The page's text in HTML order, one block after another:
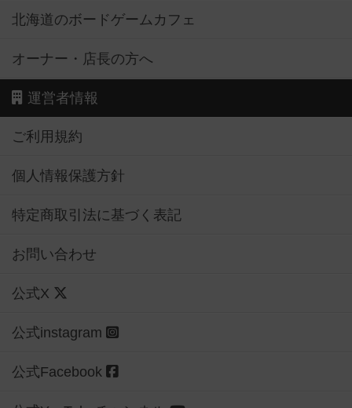
北海道のボードゲームカフェ
オーナー・店長の方へ
運営者情報
ご利用規約
個人情報保護方針
特定商取引法に基づく表記
お問い合わせ
公式X
公式instagram
公式Facebook